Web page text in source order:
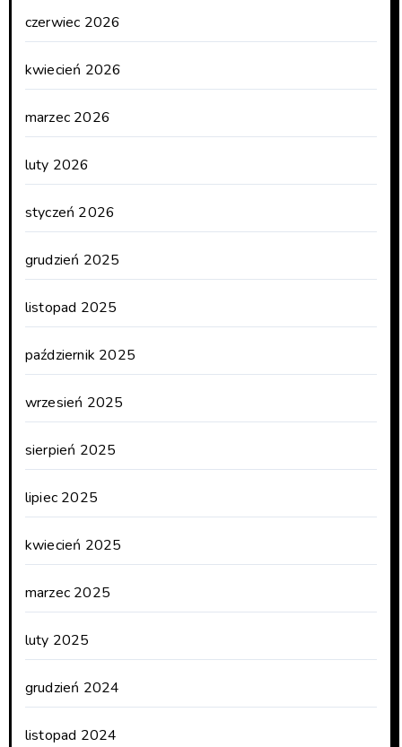
czerwiec 2026
kwiecień 2026
marzec 2026
luty 2026
styczeń 2026
grudzień 2025
listopad 2025
październik 2025
wrzesień 2025
sierpień 2025
lipiec 2025
kwiecień 2025
marzec 2025
luty 2025
grudzień 2024
listopad 2024